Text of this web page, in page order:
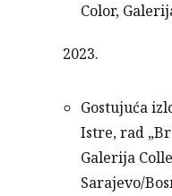
Color,
2023.
Gostujuća
Istre, rad
Galerija
Sarajevo/